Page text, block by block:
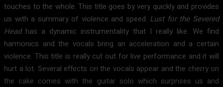
touches to the whole. This title goes by very quickly and provides
us with a summary of violence and speed. Lust for the Severed
Headhas a dynamic instrumentality that I really like. We find
harmonics and the vocals bring an acceleration and a certain
violence. This title is really cut out for live performance and it will
hurt a lot. Several effects on the vocals appear and the cherry on
the cake comes with the guitar solo which surprises us and